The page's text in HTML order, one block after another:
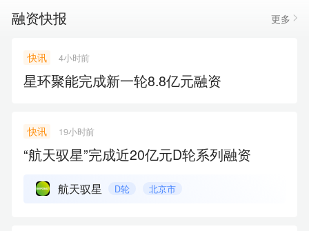
融资快报 更多
快讯 4小时前
星环聚能完成新一轮8.8亿元融资
快讯 19小时前
“航天驭星”完成近20亿元D轮系列融资
航天驭星 D轮 北京市